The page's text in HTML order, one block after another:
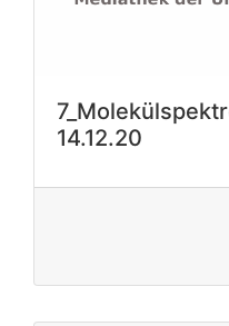
14.12.20